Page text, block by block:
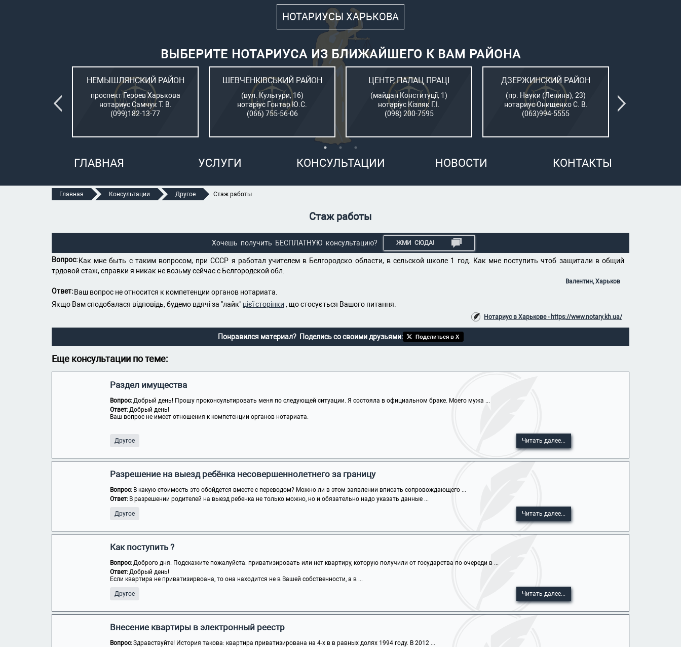
НОТАРИУСЫ ХАРЬКОВА
ВЫБЕРИТЕ НОТАРИУСА ИЗ БЛИЖАЙШЕГО К ВАМ РАЙОНА
НЕМЫШЛЯНСКИЙ РАЙОН
проспект Героев Харькова
нотариус Самчук Т. В.
(099)182-13-77
ШЕВЧЕНКІВСЬКИЙ РАЙОН
(вул. Культури, 16)
нотаріус Гонтар Ю.С.
(066) 755-56-06
ЦЕНТР, ПАЛАЦ ПРАЦІ
(майдан Конституції, 1)
нотаріус Кізляк Г.І.
(098) 200-7595
ДЗЕРЖИНСКИЙ РАЙОН
(пр. Науки (Ленина), 23)
нотариус Онищенко С. В.
(063)994-5555
ГЛАВНАЯ УСЛУГИ КОНСУЛЬТАЦИИ НОВОСТИ КОНТАКТЫ
Главная Консультации Другое Стаж работы
Стаж работы
Хочешь получить БЕСПЛАТНУЮ консультацию? ЖМИ СЮДА!
Вопрос: Как мне быть с таким вопросом, при СССР я работал учителем в Белгородско области, в сельской школе 1 год. Как мне поступить чтоб защитали в общий
трдовой стаж, справки я никак не возьму сейчас с Белгородской обл.
Валентин, Харьков
Ответ: Ваш вопрос не относится к компетенции органов нотариата.
Якщо Вам сподобалася відповідь, будемо вдячі за "лайк" цієї сторінки , що стосується Вашого питання.
Нотариус в Харькове - https://www.notary.kh.ua/
Понравился материал? Поделись со своими друзьями: Поделиться в X
Еще консультации по теме:
Раздел имущества
Вопрос:Добрый день! Прошу проконсультировать меня по следующей ситуации. Я состояла в официальном браке. Моего мужа ...
Ответ:Добрый день!
Ваш вопрос не имеет отношения к компетенции органов нотариата.
Другое Читать далее...
Разрешение на выезд ребёнка несовершеннолетнего за границу
Вопрос: В какую стоимость это обойдется вместе с переводом? Можно ли в этом заявлении вписать сопровождающего ...
Ответ: В разрешении родителей на выезд ребенка не только можно, но и обязательно надо указать данные ...
Другое Читать далее...
Как поступить ?
Вопрос:Доброго дня. Подскажите пожалуйста: приватизировать или нет квартиру, которую получили от государства по очереди в ...
Ответ:Добрый день!
Если квартира не приватизирвоана, то она находится не в Вашей собственности, а в ...
Другое Читать далее...
Внесение квартиры в электронный реестр
Вопрос:Здравствуйте! История такова: квартира приватизирована на 4-х в в равных долях 1994 году. В 2012 ...